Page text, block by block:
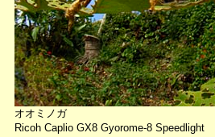
オオミノガ
Ricoh Caplio GX8 Gyorome-8 Speedlight